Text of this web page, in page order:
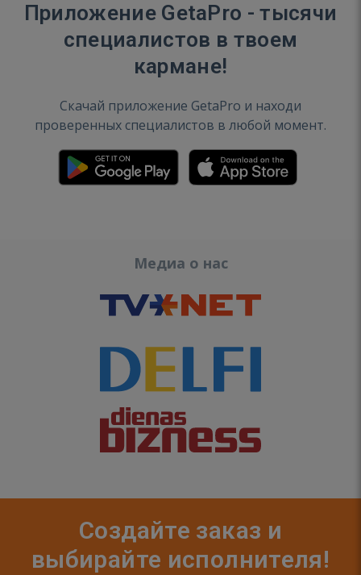
Приложение GetaPro - тысячи
специалистов в твоем
кармане!
Скачай приложение GetaPro и находи
проверенных специалистов в любой момент.
Медиа о нас
Создайте заказ и
выбирайте исполнителя!